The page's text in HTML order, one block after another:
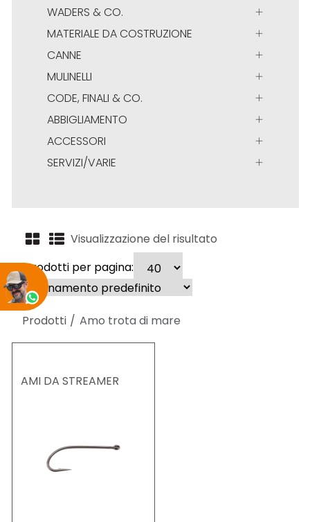
WADERS & CO.
MATERIALE DA COSTRUZIONE
CANNE
MULINELLI
CODE, FINALI & CO.
ABBIGLIAMENTO
ACCESSORI
SERVIZI/VARIE
Visualizzazione del risultato
Prodotti per pagina:
Prodotti Amo trota di mare
AMI DA STREAMER